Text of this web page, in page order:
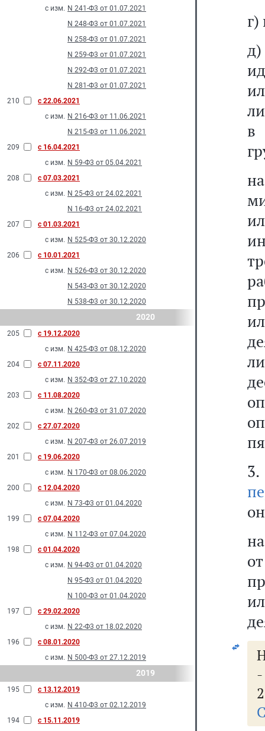
с изм. N 241-Ф3 от 01.07.2021
N 248-Ф3 от 01.07.2021
N 258-Ф3 от 01.07.2021
N 259-Ф3 от 01.07.2021
N 292-Ф3 от 01.07.2021
N 281-Ф3 от 01.07.2021
210
с 22.06.2021
с изм. N 216-Ф3 от 11.06.2021
N 215-Ф3 от 11.06.2021
209
с 16.04.2021
с изм. N 59-Ф3 от 05.04.2021
208
с 07.03.2021
с изм. N 25-Ф3 от 24.02.2021
N 16-Ф3 от 24.02.2021
207
с 01.03.2021
с изм. N 525-Ф3 от 30.12.2020
206
с 10.01.2021
с изм. N 526-Ф3 от 30.12.2020
N 543-Ф3 от 30.12.2020
N 538-Ф3 от 30.12.2020
2020
205
с 19.12.2020
с изм. N 425-Ф3 от 08.12.2020
204
с 07.11.2020
с изм. N 352-Ф3 от 27.10.2020
203
с 11.08.2020
с изм. N 260-Ф3 от 31.07.2020
202
с 27.07.2020
с изм. N 207-Ф3 от 26.07.2019
201
с 19.06.2020
с изм. N 170-Ф3 от 08.06.2020
200
с 12.04.2020
с изм. N 73-Ф3 от 01.04.2020
199
с 07.04.2020
с изм. N 112-Ф3 от 07.04.2020
198
с 01.04.2020
с изм. N 94-Ф3 от 01.04.2020
N 95-Ф3 от 01.04.2020
N 100-Ф3 от 01.04.2020
197
с 29.02.2020
с изм. N 22-Ф3 от 18.02.2020
196
с 08.01.2020
с изм. N 500-Ф3 от 27.12.2019
2019
195
с 13.12.2019
с изм. N 410-Ф3 от 02.12.2019
194
с 15.11.2019
в